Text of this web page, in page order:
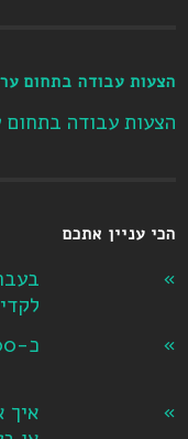
הצעות עבודה בתחום
הצעות עבודה בתחום
הכי עניין אתכם
כ-100 מילים מולחמות